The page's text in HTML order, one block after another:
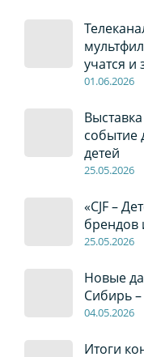
учатся и
01.06.2026
событие
детей
25.05.2026
«CJF –
брендов
25.05.2026
Новые
Сибирь
04.05.2026
Итоги